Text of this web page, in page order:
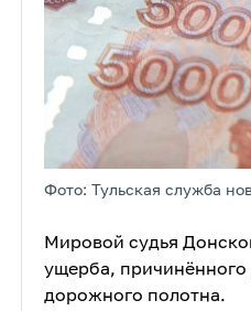
Фото: Тульская служба
Мировой судья
ущерба, причинённого
дорожного полотна.